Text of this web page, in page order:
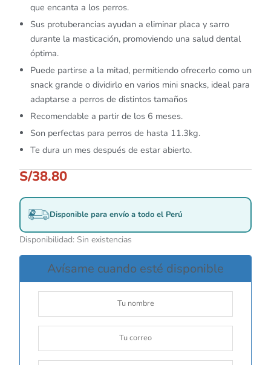
que encanta a los perros.
Sus protuberancias ayudan a eliminar placa y sarro
durante la masticación, promoviendo una salud dental
óptima.
Puede partirse a la mitad, permitiendo ofrecerlo como un
snack grande o dividirlo en varios mini snacks, ideal para
adaptarse a perros de distintos tamaños
Recomendable a partir de los 6 meses.
Son perfectas para perros de hasta 11.3kg.
Te dura un mes después de estar abierto.
S/38.80
Disponible para envío a todo el Perú
Disponibilidad: Sin existencias
Avísame cuando esté disponible